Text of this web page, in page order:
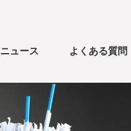
ニュース よくある質問